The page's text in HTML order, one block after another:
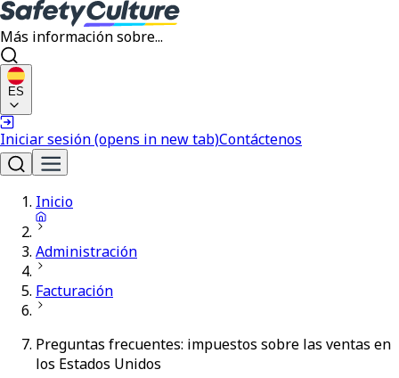
Más información sobre...
ES
Iniciar sesión(opens in new tab)Contáctenos
Inicio
Administración
Facturación
Preguntas frecuentes: impuestos sobre las ventas en
los Estados Unidos